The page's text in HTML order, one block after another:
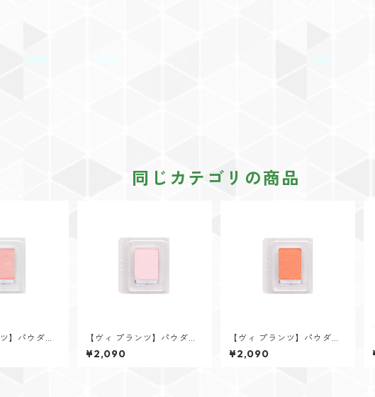
同じカテゴリの商品
】パウダー
ル(ブラシな
ス PK02M
【ヴィ プランツ】パウダー
チークス リフィル(ブラシな
し)ピンク/ハイライトPK01P
¥2,090
【ヴィ プランツ】パウダー
チークス リフィル(ブラシな
し) オレンジ/ベース OR01M
¥2,090